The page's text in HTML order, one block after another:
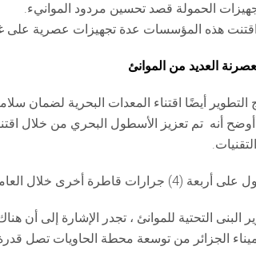
الحمولة قصد تحسين مردود الموانيء.
هذه المؤسسات عدة تجهيزات عصرية على
العديد من الموانئ
أيضًا اقتناء المعدات البحرية لضمان
بالإضافة إلى قنوات الإرساء والقوارب التجريبية.
البنى التحتية للموانئ ، تجدر الإشارة إلى أن
الجزائر من توسعة محطة الحاويات تصل